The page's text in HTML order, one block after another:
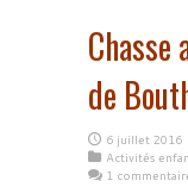
Chasse
de
6 juillet 2016
Activités
1